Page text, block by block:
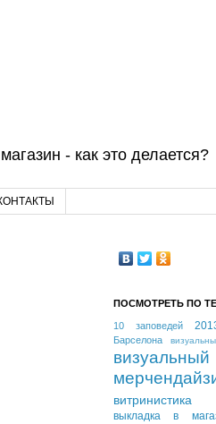
- как это делается?
ПОСМОТРЕТЬ ПО
10 заповедей
Барселона
визуальный
витринистика
выкладка в